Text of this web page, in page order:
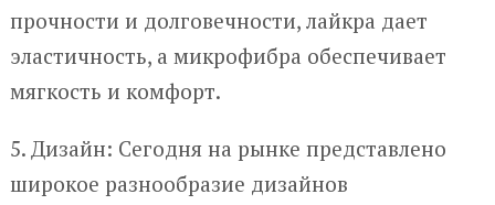
прочности и долговечности, лайкра дает
эластичность, а микрофибра обеспечивает
мягкость и комфорт.
5. Дизайн: Сегодня на рынке представлено
широкое разнообразие дизайнов